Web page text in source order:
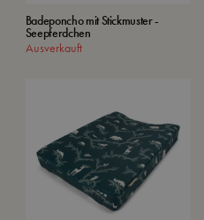
Badeponcho mit Stickmuster -
Seepferdchen
Ausverkauft